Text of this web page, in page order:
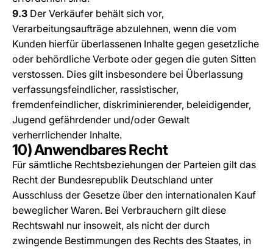
9.3 Der Verkäufer behält sich vor,
Verarbeitungsaufträge abzulehnen, wenn die vom
Kunden hierfür überlassenen Inhalte gegen gesetzliche
oder behördliche Verbote oder gegen die guten Sitten
verstossen. Dies gilt insbesondere bei Überlassung
verfassungsfeindlicher, rassistischer,
fremdenfeindlicher, diskriminierender, beleidigender,
Jugend gefährdender und/oder Gewalt
verherrlichender Inhalte.
10) Anwendbares Recht
Für sämtliche Rechtsbeziehungen der Parteien gilt das
Recht der Bundesrepublik Deutschland unter
Ausschluss der Gesetze über den internationalen Kauf
beweglicher Waren. Bei Verbrauchern gilt diese
Rechtswahl nur insoweit, als nicht der durch
zwingende Bestimmungen des Rechts des Staates, in